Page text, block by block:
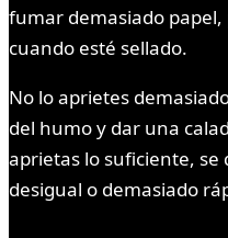
fumar demasiado
cuando esté sellado.
No lo aprietes
del humo y dar una
aprietas lo suficiente,
desigual o demasiado